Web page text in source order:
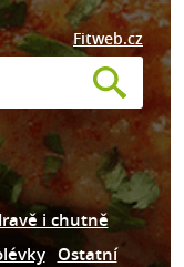
Fitweb.cz
i chutně
Ostatní